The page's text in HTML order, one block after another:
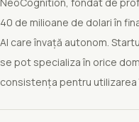
40 de milioane de dolari în
AI care învață autonom.
se pot specializa în orice
consistența pentru utilizarea